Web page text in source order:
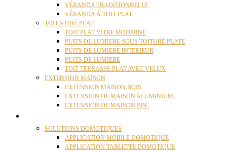
VÉRANDA TRADITIONNELLE
VÉRANDA À TOIT PLAT
TOIT VITRÉ PLAT
TOIT PLAT VITRE MODERNE
PUITS DE LUMIERE SOUS TOITURE PLATE
PUITS DE LUMIERE INTERIEUR
PUITS DE LUMIERE
TOIT TERRASSE PLAT AVEC VELUX
EXTENSION MAISON
EXTENSION MAISON BOIS
EXTENSION DE MAISON ALUMINIUM
EXTENSION DE MAISON BBC
SOLUTIONS DOMOTIQUES
APPLICATION MOBILE DOMOTIQUE
APPLICATION TABLETTE DOMOTIQUE